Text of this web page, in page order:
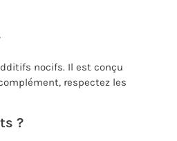
nocifs. Il est conçu
respectez les
?